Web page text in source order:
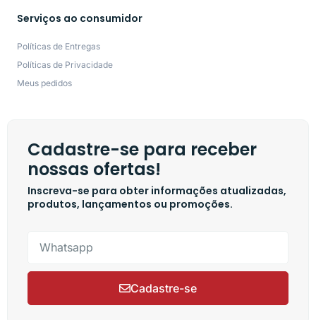
Serviços ao consumidor
Políticas de Entregas
Políticas de Privacidade
Meus pedidos
Cadastre-se para receber
nossas ofertas!
Inscreva-se para obter informações atualizadas,
produtos, lançamentos ou promoções.
Cadastre-se